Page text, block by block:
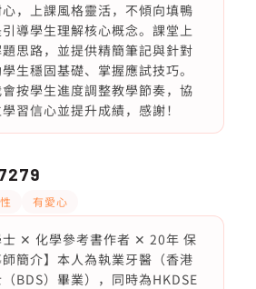
，上課風格靈活，不傾向填鴨
導學生理解核心概念。課堂上
思路，並提供精簡筆記與針對
生穩固基礎、掌握應試技巧。
按學生進度調整教學節奏，協
習信心並提升成績，感謝！
有愛心
士 ✕ 化學參考書作者 ✕ 20年 保
簡介】本人為執業牙醫（香港
BDS）畢業），同時為HKDSE